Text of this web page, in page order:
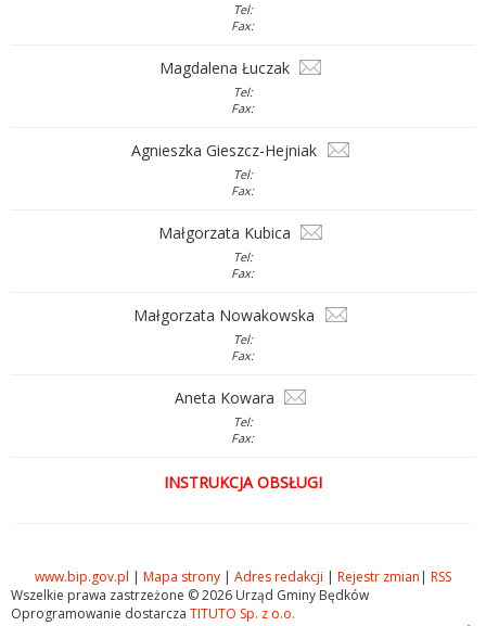
Tel:
Fax:
Magdalena Łuczak
Tel:
Fax:
Agnieszka Gieszcz-Hejniak
Tel:
Fax:
Małgorzata Kubica
Tel:
Fax:
Małgorzata Nowakowska
Tel:
Fax:
Aneta Kowara
Tel:
Fax:
INSTRUKCJA OBSŁUGI
www.bip.gov.pl | Mapa strony | Adres redakcji | Rejestr zmian | RSS
Wszelkie prawa zastrzeżone © 2026 Urząd Gminy Będków
Oprogramowanie dostarcza TITUTO Sp. z o.o.